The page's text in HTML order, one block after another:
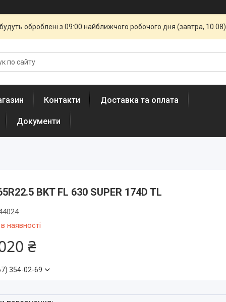
оброблені з 09:00 найближчого робочого дня (завтра, 10.08).
Контакти Доставка та оплата
Документи
BKT FL 630 SUPER 174D TL
наявності
₴
354-02-69